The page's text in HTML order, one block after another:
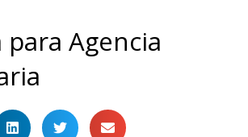
Agencia